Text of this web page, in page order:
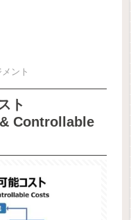
ント
ト
Controllable